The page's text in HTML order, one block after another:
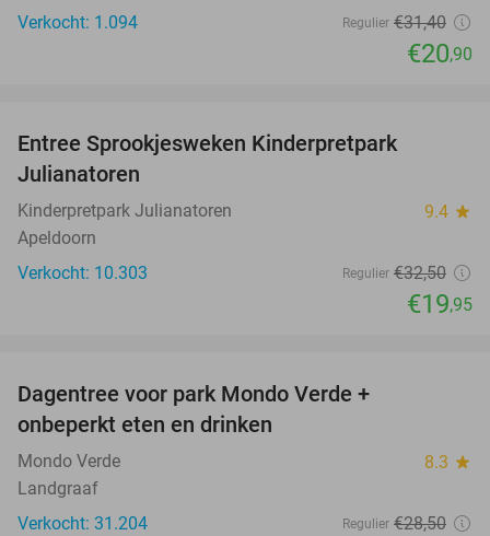
Verkocht: 1.094
Regulier €31,40
€20,90
Entree Sprookjesweken Kinderpretpark
Julianatoren
Kinderpretpark Julianatoren 9.4 star
Apeldoorn
Verkocht: 10.303
Regulier €32,50
€19,95
Dagentree voor park Mondo Verde +
onbeperkt eten en drinken
Mondo Verde 8.3 star
Landgraaf
Verkocht: 31.204
Regulier €28,50